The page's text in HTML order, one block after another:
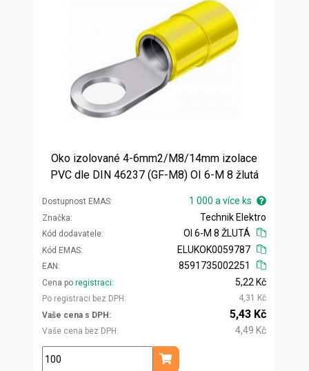
Oko izolované 4-6mm2/M8/14mm izolace
PVC dle DIN 46237 (GF-M8) OI 6-M 8 žlutá
Dostupnost EMAS 1 000 a více ks
Značka
Kód dodavatele
Technik Elektro
OI 6-M 8 ŽLUTÁ
Kód EMAS
EAN
ELUKOK0059787
8591735002251
Cena po registraci
Po registraci bez DPH
5,22 Kč
4,31 Kč
Vaše cena s DPH
Vaše cena bez DPH
5,43 Kč
4,49 Kč
ks
Přidat do košíku